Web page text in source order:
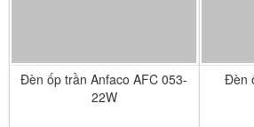
Đèn ốp trần Anfaco AFC 053-
22W
Đèn